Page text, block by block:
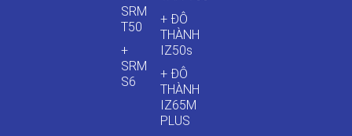
SRM
T50
+
SRM
S6
+ ĐÔ
THÀNH
IZ50s
+ ĐÔ
THÀNH
IZ65M
PLUS